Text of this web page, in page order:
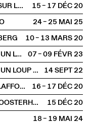
/ ANNULÉ / CIRQUE SUISSE : FOCUS SUR LA JEUNE CRÉATION
15 – 17 DÉC2020
24 – 25 MAI2025
10 – 13 MARS2020
ARNO FERRERA & GILLES POLET CIE UN LOUP POUR L'HOMME
07 – 09 FÉVR2023
ARNO FERRERA & GILLES POLET CIE UN LOUP POUR L'HOMME
14 SEPT2022
/ ANNULÉ / ARNO FERRERA & MIKA LAFFORGUE — CIE UN LOUP POUR L'HOMME
16 – 17 DÉC2020
/ ANNULÉ / ARNO FERRERA / MARC OOSTERHOFF / JULIAN VOGEL AU THÉÂTRE DE CHÂTILLON
15 DÉC2020
18 – 19 MAI2024